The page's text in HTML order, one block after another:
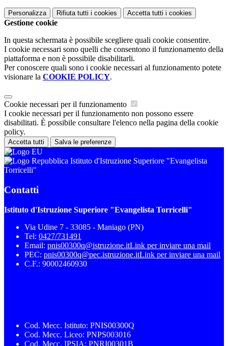
Personalizza Rifiuta tutti i cookies Accetta tutti i cookies
Gestione cookie
In questa schermata è possibile scegliere quali cookie consentire.
I cookie necessari sono quelli che consentono il funzionamento della
piattaforma e non è possibile disabilitarli.
Per conoscere quali sono i cookie necessari al funzionamento potete
visionare la COOKIE POLICY.
Cookie necessari per il funzionamento
I cookie necessari per il funzionamento non possono essere
disabilitati. È possibile consultare l'elenco nella pagina della cookie
policy.
Accetta tutti Salva le preferenze
Istituto d'Istruzione Superiore "Evangelista
Torricelli"
Contatti
Istituto d'Istruzione Superiore "Evangelista Torricelli"
Via Udine 7 - 33085 - Maniago (PN)
Tel: 0427/731491
Email: pnis00300q@istruzione.itLink per inviare una mail
PEC: pnis00300q@pec.istruzione.itLink per inviare una mail
C.F.: 90002460930
Cod. Mecc. Istituto: PNIS00300Q
Cod. Mecc. Liceo: PNPS003016
Cod. Mecc. IPSIA: PNRI00301B